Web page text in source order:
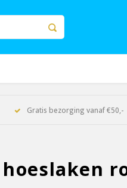
Gratis bezorging vanaf €50,-